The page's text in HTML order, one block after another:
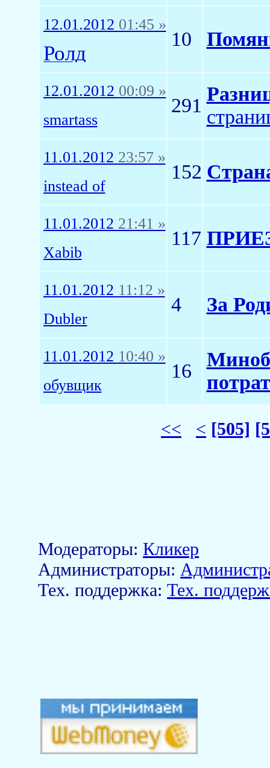
12.01.2012 01:45 »
Ролд
10
12.01.2012 00:09 »
smartass
291
11.01.2012 23:57 »
instead of
152
11.01.2012 21:41 »
Xabib
117
11.01.2012 11:12 »
Dubler
4 За
11.01.2012 10:40 »
обувщик
16
<< < [505]
Модераторы:Кликер
Aдминистраторы:
Тех. поддержка:Тех.